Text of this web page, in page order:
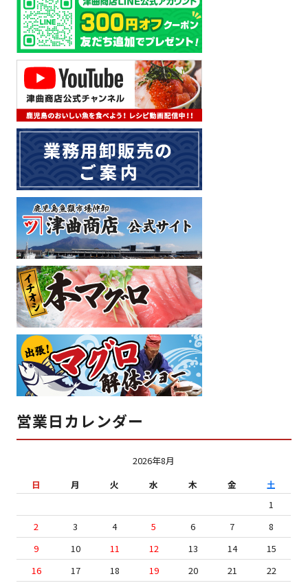
営業日カレンダー
2026年8月
日
月 火 水 木 金
土
1
2
3 4 5 6 7
8
9
10 11 12 13 14
15
16
17 18 19 20 21
22